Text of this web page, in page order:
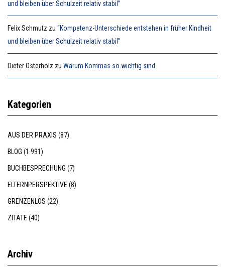
und bleiben über Schulzeit relativ stabil”
Felix Schmutz zu “Kompetenz-Unterschiede entstehen in früher Kindheit
und bleiben über Schulzeit relativ stabil”
Dieter Osterholz zu Warum Kommas so wichtig sind
Kategorien
AUS DER PRAXIS (87)
BLOG (1.991)
BUCHBESPRECHUNG (7)
ELTERNPERSPEKTIVE (8)
GRENZENLOS (22)
ZITATE (40)
Archiv